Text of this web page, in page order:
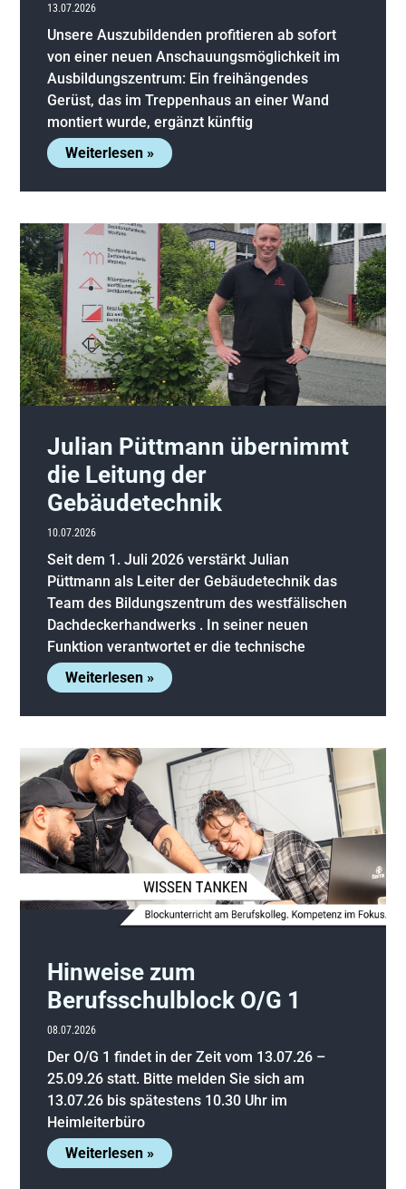
13.07.2026
Unsere Auszubildenden profitieren ab sofort
von einer neuen Anschauungsmöglichkeit im
Ausbildungszentrum: Ein freihängendes
Gerüst, das im Treppenhaus an einer Wand
montiert wurde, ergänzt künftig
Weiterlesen »
Julian Püttmann übernimmt
die Leitung der
Gebäudetechnik
10.07.2026
Seit dem 1. Juli 2026 verstärkt Julian
Püttmann als Leiter der Gebäudetechnik das
Team des Bildungszentrum des westfälischen
Dachdeckerhandwerks . In seiner neuen
Funktion verantwortet er die technische
Weiterlesen »
Hinweise zum
Berufsschulblock O/G 1
08.07.2026
Der O/G 1 findet in der Zeit vom 13.07.26 –
25.09.26 statt. Bitte melden Sie sich am
13.07.26 bis spätestens 10.30 Uhr im
Heimleiterbüro
Weiterlesen »